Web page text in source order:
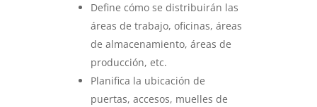
Define cómo se distribuirán las
áreas de trabajo, oficinas, áreas
de almacenamiento, áreas de
producción, etc.
Planifica la ubicación de
puertas, accesos, muelles de